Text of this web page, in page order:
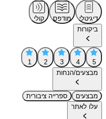
דיגיטלי מודפס
קולי
ביקורות
5
4
3
2
1
מבצעים/הנחות
מבצעים
ספרייה ציבורית
עלו לאתר